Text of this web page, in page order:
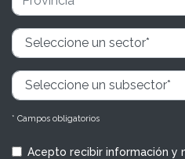
* Campos obligatorios
Acepto recibir información y